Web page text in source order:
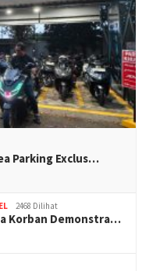
Parking Exclus…
2468 Dilihat
Korban Demonstra…